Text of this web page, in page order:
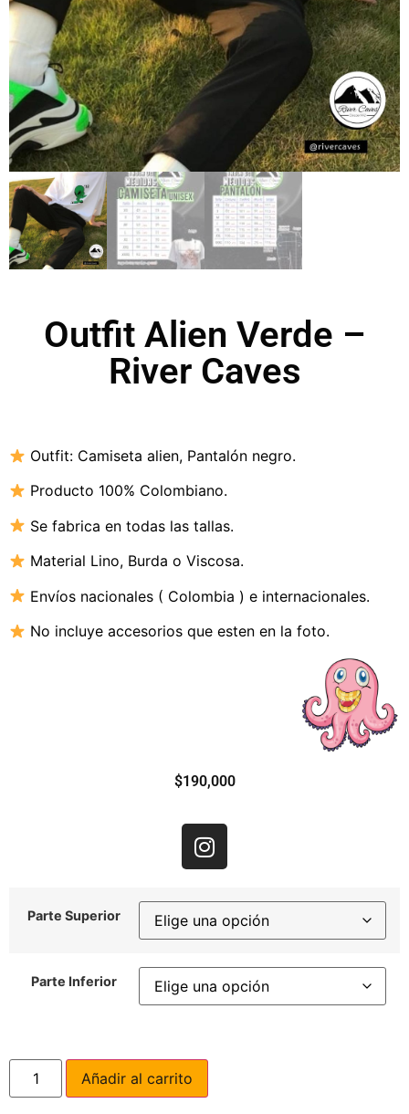
Outfit Alien Verde –
River Caves
Outfit: Camiseta alien, Pantalón negro.
Producto 100% Colombiano.
Se fabrica en todas las tallas.
Material Lino, Burda o Viscosa.
Envíos nacionales ( Colombia ) e internacionales.
No incluye accesorios que esten en la foto.
$190,000
Parte Superior
Parte Inferior
Añadir al carrito